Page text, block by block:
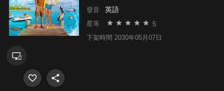
發音 英語
星等 5
下架時間 2030年05月07日